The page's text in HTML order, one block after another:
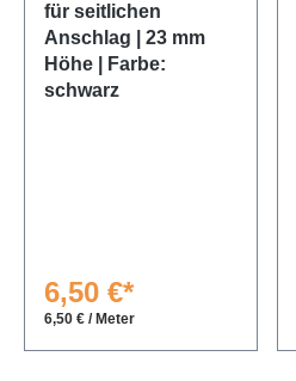
für seitlichen
Anschlag | 23 mm
Höhe | Farbe:
schwarz
6,50 €*
6,50 € / Meter